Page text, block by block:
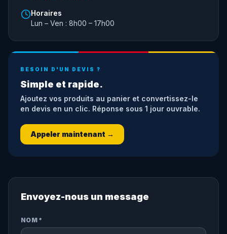
Horaires
Lun – Ven : 8h00 – 17h00
BESOIN D'UN DEVIS ?
Simple et rapide.
Ajoutez vos produits au panier et convertissez-le
en devis en un clic. Réponse sous 1 jour ouvrable.
Appeler maintenant →
Envoyez-nous un message
NOM *